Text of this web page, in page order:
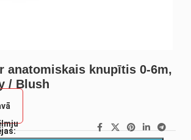
anatomiskais knupītis 0-6m,
/ Blush